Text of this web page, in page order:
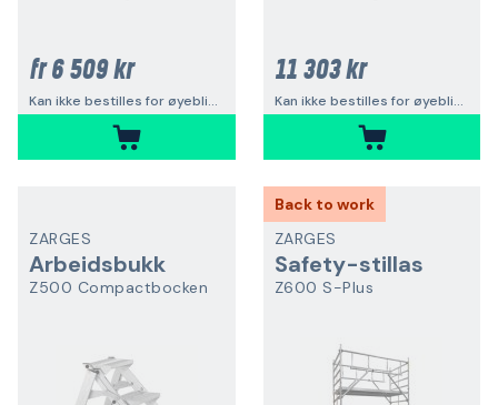
fr6 509 kr
Kan ikke bestilles for øyeblikket
11 303 kr
Kan ikke bestilles for øyeblikket
ZARGES
Arbeidsbukk
Z500 Compactbocken
Back to work
ZARGES
Safety-stillas
Z600 S-Plus